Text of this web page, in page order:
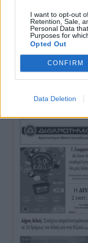
I want to opt-out
Retention, Sale,
Personal Data
Purposes for
Opted Out
CONFIRM
Data Deletion
Πρωινή 5-8-2026
Ειδήσεις